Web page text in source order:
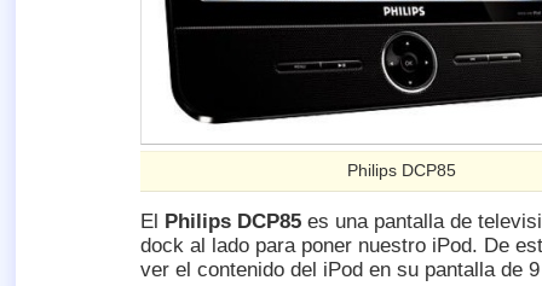
Philips DCP85
El Philips DCP85 es una pantalla de
dock al lado para poner nuestro iPod. De
ver el contenido del iPod en su pantalla de